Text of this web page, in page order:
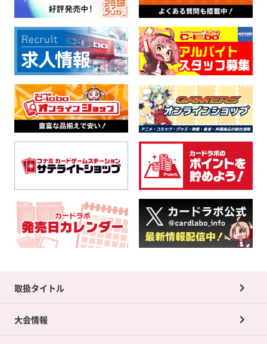
取扱タイトル
大会情報